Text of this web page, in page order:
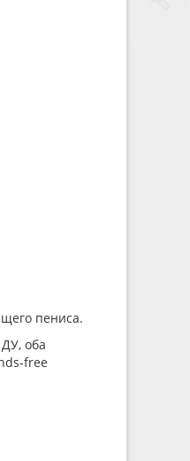
пениса.
оба
free